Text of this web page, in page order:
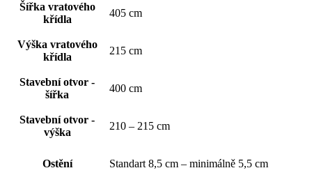
Šířka vratového
křídla
405 cm
Výška vratového
křídla
215 cm
Stavební otvor -
šířka
400 cm
Stavební otvor -
výška
210 – 215 cm
Ostění Standart 8,5 cm – minimálně 5,5 cm